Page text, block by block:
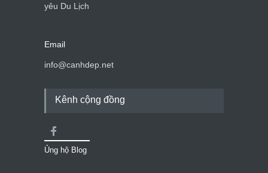
yêu Du Lịch
Email
info@canhdep.net
Kênh cộng đồng
Ủng hộ Blog